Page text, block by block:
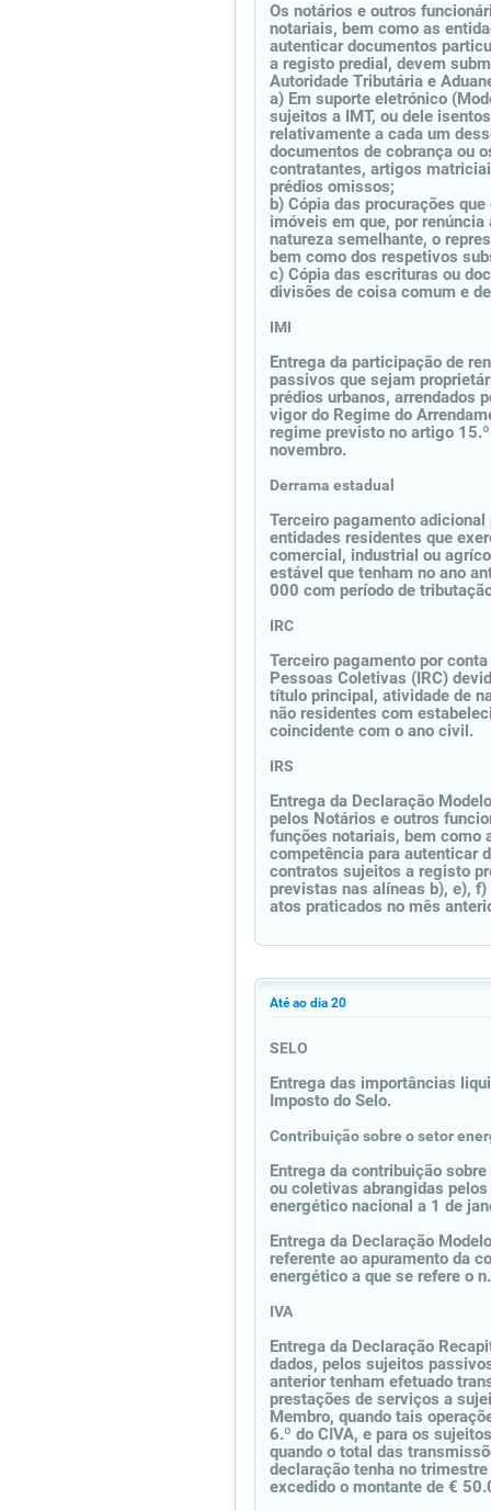
Os notários e outros
notariais, bem como as
autenticar documentos
a registo predial, devem
Autoridade Tributária e
a) Em suporte eletrónico
sujeitos a IMT, ou dele
relativamente a cada um
documentos de cobrança ou
contratantes, artigos
prédios omissos;
b) Cópia das procurações
imóveis em que, por
natureza semelhante, o
bem como dos respetivos
c) Cópia das escrituras ou
divisões de coisa comum e
IMI
Entrega da participação de
passivos que sejam
prédios urbanos, arrendados
vigor do Regime do
regime previsto no artigo
novembro.
Derrama estadual
Terceiro pagamento
entidades residentes que
comercial, industrial ou
estável que tenham no ano
000 com período de
IRC
Terceiro pagamento por
Pessoas Coletivas (IRC)
título principal, atividade de
não residentes com
coincidente com o ano civil.
IRS
Entrega da Declaração
pelos Notários e outros
funções notariais, bem como
competência para autenticar
contratos sujeitos a registo
previstas nas alíneas b), e),
atos praticados no mês
Até ao dia 20
SELO
Entrega das importâncias
Imposto do Selo.
Contribuição sobre o setor
Entrega da contribuição
ou coletivas abrangidas
energético nacional a 1 de
Entrega da Declaração
referente ao apuramento da
energético a que se refere o
IVA
Entrega da Declaração
dados, pelos sujeitos
anterior tenham efetuado
prestações de serviços a
Membro, quando tais
6.º do CIVA, e para os
quando o total das
declaração tenha no
excedido o montante de €